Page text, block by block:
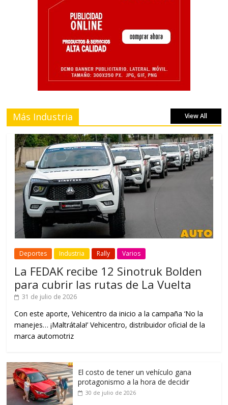
Más Industria View All
Deportes Industria Rally Varios
La FEDAK recibe 12 Sinotruk Bolden
para cubrir las rutas de La Vuelta
31 de julio de 2026
Con este aporte, Vehicentro da inicio a la campaña ‘No la
manejes… ¡Maltrátala!’ Vehicentro, distribuidor oficial de la
marca automotriz
El costo de tener un vehículo gana
protagonismo a la hora de decidir
30 de julio de 2026